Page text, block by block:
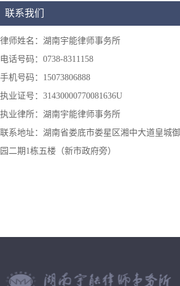
联系我们
律师姓名：湖南宇能律师事务所
电话号码：0738-8311158
手机号码：15073806888
执业证号：31430000770081636U
执业律所：湖南宇能律师事务所
联系地址：湖南省娄底市娄星区湘中大道皇城御
园二期1栋五楼（新市政府旁）